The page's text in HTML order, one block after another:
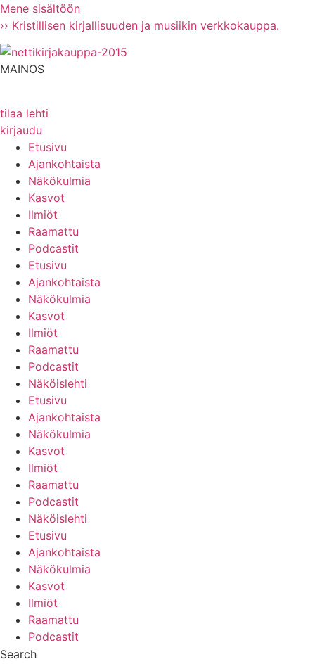
Mene sisältöön
›› Kristillisen kirjallisuuden ja musiikin verkkokauppa.
MAINOS
tilaa lehti
kirjaudu
Etusivu
Ajankohtaista
Näkökulmia
Kasvot
Ilmiöt
Raamattu
Podcastit
Etusivu
Ajankohtaista
Näkökulmia
Kasvot
Ilmiöt
Raamattu
Podcastit
Näköislehti
Etusivu
Ajankohtaista
Näkökulmia
Kasvot
Ilmiöt
Raamattu
Podcastit
Näköislehti
Etusivu
Ajankohtaista
Näkökulmia
Kasvot
Ilmiöt
Raamattu
Podcastit
Search